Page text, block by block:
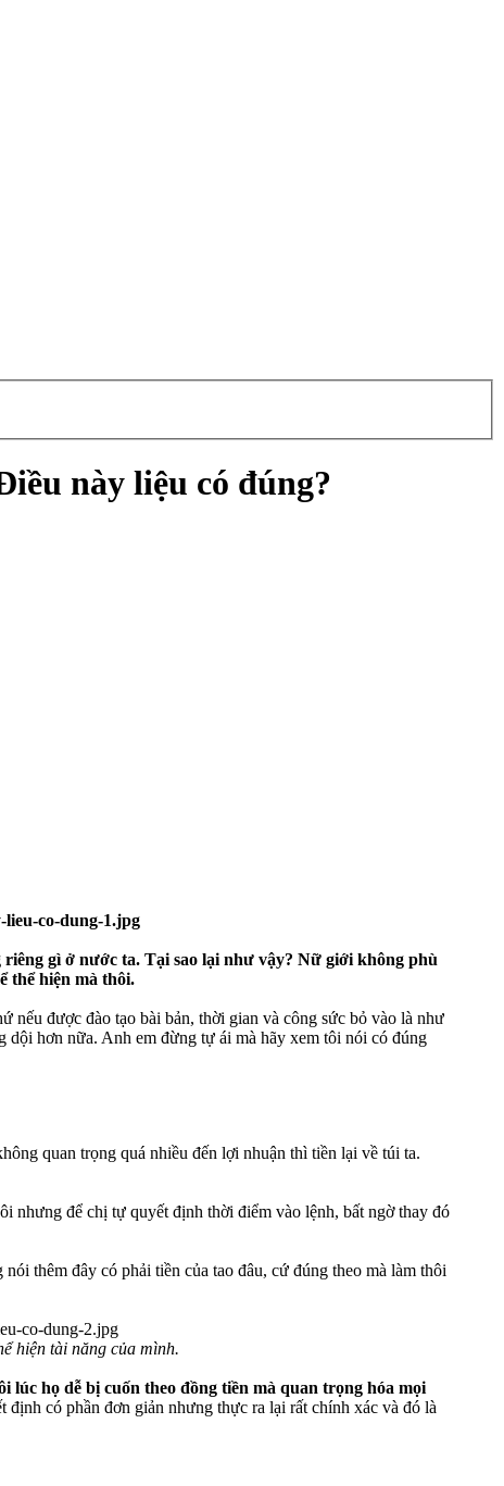
này liệu có đúng?
gì ở nước ta. Tại sao lại như vậy? Nữ giới không phù
thể hiện mà thôi.
nếu được đào tạo bài bản, thời gian và công sức bỏ vào là như
dội hơn nữa. Anh em đừng tự ái mà hãy xem tôi nói có đúng
quan trọng quá nhiều đến lợi nhuận thì tiền lại về túi ta.
nhưng để chị tự quyết định thời điểm vào lệnh, bất ngờ thay đó
thêm đây có phải tiền của tao đâu, cứ đúng theo mà làm thôi
hiện tài năng của mình.
họ dễ bị cuốn theo đồng tiền mà quan trọng hóa mọi
có phần đơn giản nhưng thực ra lại rất chính xác và đó là